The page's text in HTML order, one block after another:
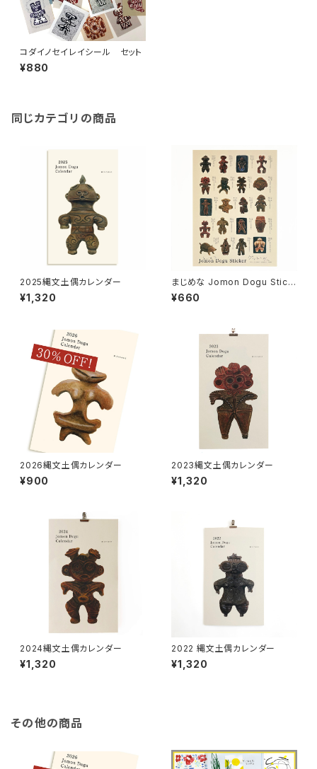
コダイノセイレイシール セット
¥880
同じカテゴリの商品
2025縄文土偶カレンダー
¥1,320
まじめな Jomon Dogu Stick
er
¥660
2026縄文土偶カレンダー
¥900
2023縄文土偶カレンダー
¥1,320
2024縄文土偶カレンダー
¥1,320
2022 縄文土偶カレンダー
¥1,320
その他の商品